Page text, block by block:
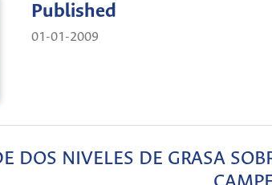
Published
01-01-2009
DOS NIVELES DE GRASA